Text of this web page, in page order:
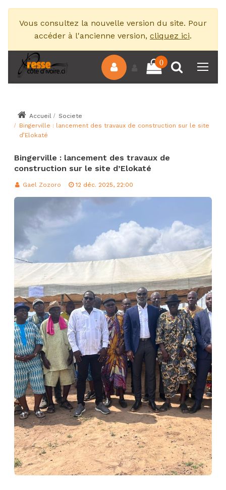
Vous consultez la nouvelle version du site. Pour
accéder à l'ancienne version, cliquez ici.
0
Accueil
Societe
Bingerville : lancement des travaux de construction sur le site
d’Elokaté
Bingerville : lancement des travaux de
construction sur le site d’Elokaté
Gael Zozoro 12 déc. 2025, 22:00